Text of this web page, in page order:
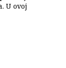
U ovoj